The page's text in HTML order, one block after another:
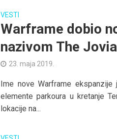
VESTI
Warframe dobio
nazivom The
23. maja 2019.
Ime nove Warframe
elemente parkoura u kretanje
lokacije na...